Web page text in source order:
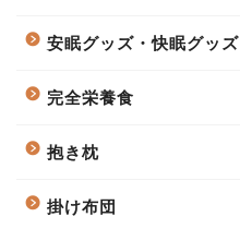
安眠グッズ・快眠グッズ
完全栄養食
抱き枕
掛け布団